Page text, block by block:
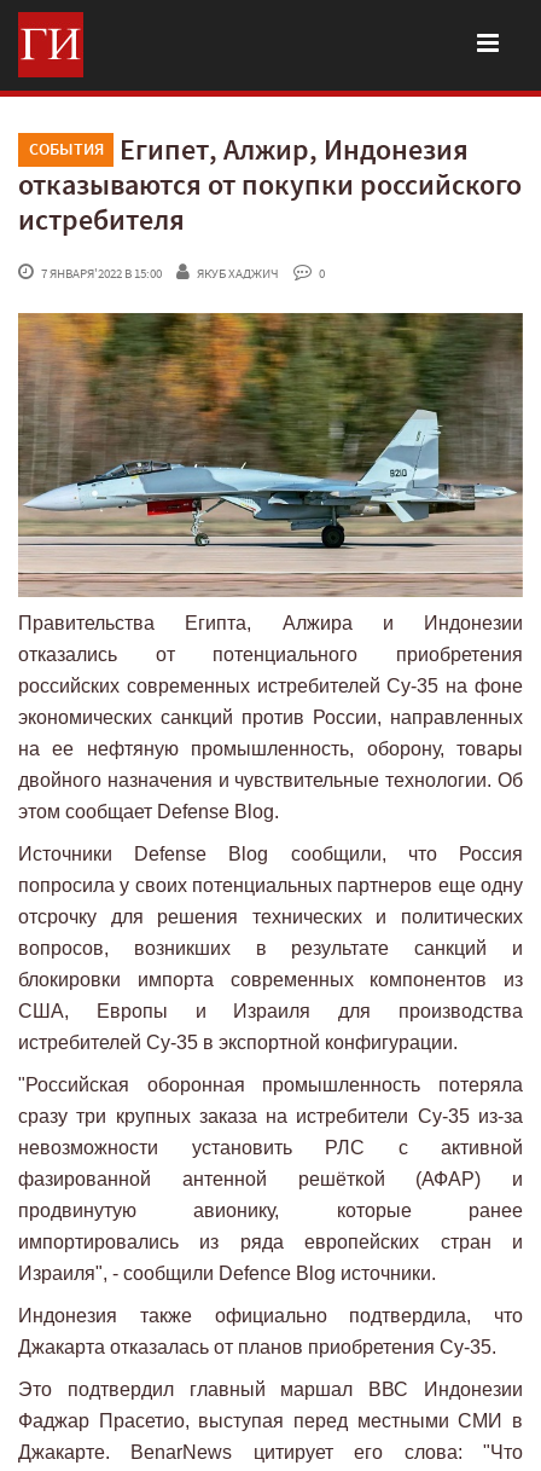
СОБЫТИЯ
Египет, Алжир, Индонезия
отказываются от покупки российского
истребителя
7 ЯНВАРЯ'2022 В 15:00 ЯКУБ ХАДЖИЧ 0
Правительства Египта, Алжира и Индонезии
отказались от потенциального приобретения
российских современных истребителей Су-35 на фоне
экономических санкций против России, направленных
на ее нефтяную промышленность, оборону, товары
двойного назначения и чувствительные технологии. Об
этом сообщает Defense Blog.
Источники Defense Blog сообщили, что Россия
попросила у своих потенциальных партнеров еще одну
отсрочку для решения технических и политических
вопросов, возникших в результате санкций и
блокировки импорта современных компонентов из
США, Европы и Израиля для производства
истребителей Су-35 в экспортной конфигурации.
"Российская оборонная промышленность потеряла
сразу три крупных заказа на истребители Су-35 из-за
невозможности установить РЛС с активной
фазированной антенной решёткой (АФАР) и
продвинутую авионику, которые ранее
импортировались из ряда европейских стран и
Израиля", - сообщили Defence Blog источники.
Индонезия также официально подтвердила, что
Джакарта отказалась от планов приобретения Су-35.
Это подтвердил главный маршал ВВС Индонезии
Фаджар Прасетио, выступая перед местными СМИ в
Джакарте. BenarNews цитирует его слова: "Что